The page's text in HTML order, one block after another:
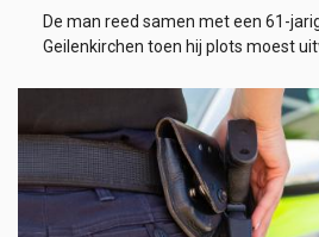
De man reed samen met een 61-
Geilenkirchen toen hij plots moest